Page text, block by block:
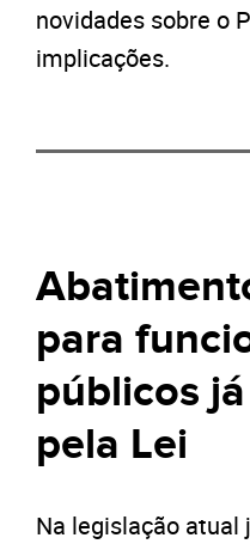
novidades sobre o
implicações.
para
públicos
pela Lei
Na legislação atual